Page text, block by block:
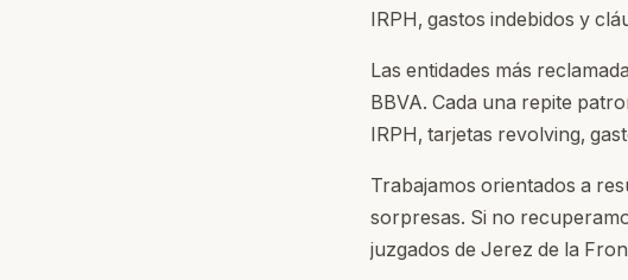
IRPH, gastos indebidos y
Las entidades más
BBVA. Cada una repite
IRPH, tarjetas revolving,
Trabajamos orientados a
sorpresas. Si no
juzgados de Jerez de la